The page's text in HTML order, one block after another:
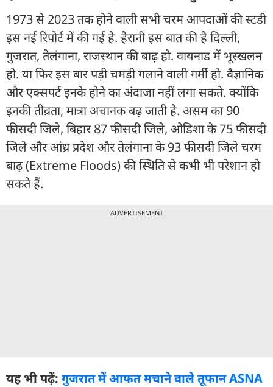
1973 से 2023 तक होने वाली सभी चरम आपदाओं की स्टडी
इस नई रिपोर्ट में की गई है. हैरानी इस बात की है दिल्ली,
गुजरात, तेलंगाना, राजस्थान की बाढ़ हो. वायनाड में भूस्खलन
हो. या फिर इस बार पड़ी चमड़ी गलाने वाली गर्मी हो. वैज्ञानिक
और एक्सपर्ट इनके होने का अंदाजा नहीं लगा सकते. क्योंकि
इनकी तीव्रता, मात्रा अचानक बढ़ जाती है. असम का 90
फीसदी जिले, बिहार 87 फीसदी जिले, ओडिशा के 75 फीसदी
जिले और आंध्र प्रदेश और तेलंगाना के 93 फीसदी जिले चरम
बाढ़ (Extreme Floods) की स्थिति से कभी भी परेशान हो
सकते हैं.
ADVERTISEMENT
यह भी पढ़ें: गुजरात में आफत मचाने वाले तूफान ASNA